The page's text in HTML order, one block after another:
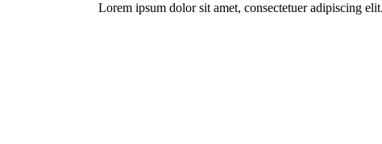
Lorem ipsum dolor sit amet, consectetuer adipiscing